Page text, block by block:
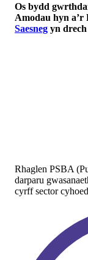
Os bydd
Amodau hyn a’r
Saesneg yn drech
Rhaglen PSBA
darparu
cyrff sector